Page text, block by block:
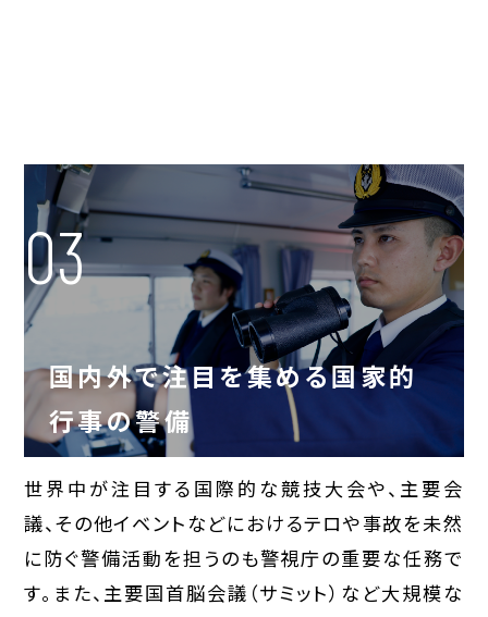
03
国内外で注目を集める国家的
行事の警備
世界中が注目する国際的な競技大会や、主要会
議、その他イベントなどにおけるテロや事故を未然
に防ぐ警備活動を担うのも警視庁の重要な任務で
す。また、主要国首脳会議（サミット）など大規模な